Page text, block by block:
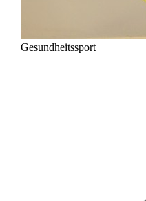
Gesundheitssport